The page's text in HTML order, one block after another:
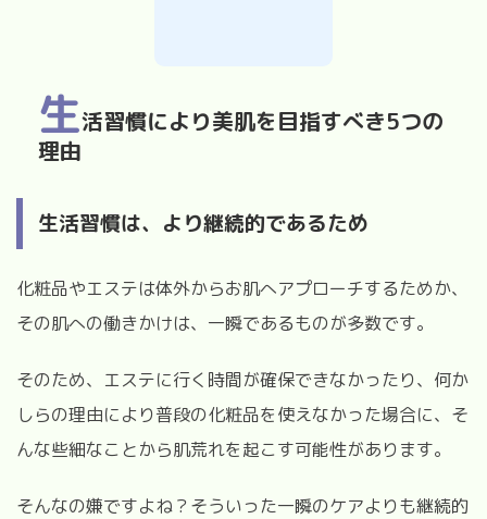
生活習慣により美肌を目指すべき5つの
理由
生活習慣は、より継続的であるため
化粧品やエステは体外からお肌へアプローチするためか、
その肌への働きかけは、一瞬であるものが多数です。
そのため、エステに行く時間が確保できなかったり、何か
しらの理由により普段の化粧品を使えなかった場合に、そ
んな些細なことから肌荒れを起こす可能性があります。
そんなの嫌ですよね？そういった一瞬のケアよりも継続的